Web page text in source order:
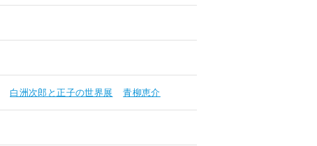
白洲次郎と正子の世界展 青柳恵介